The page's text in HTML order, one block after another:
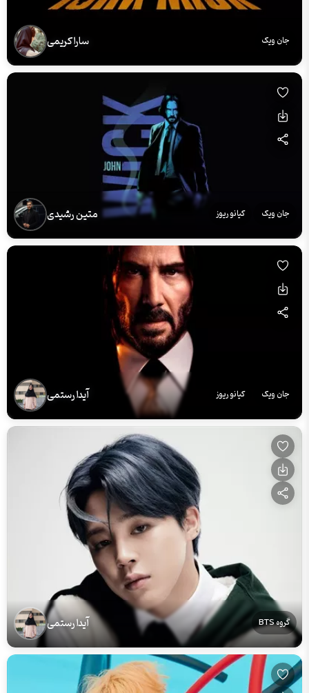
جان ویک سارا کریمی
جان ویک کیانو ریوز متین رشیدی
جان ویک کیانو ریوز آیدا رستمی
گروه BTS آیدا رستمی